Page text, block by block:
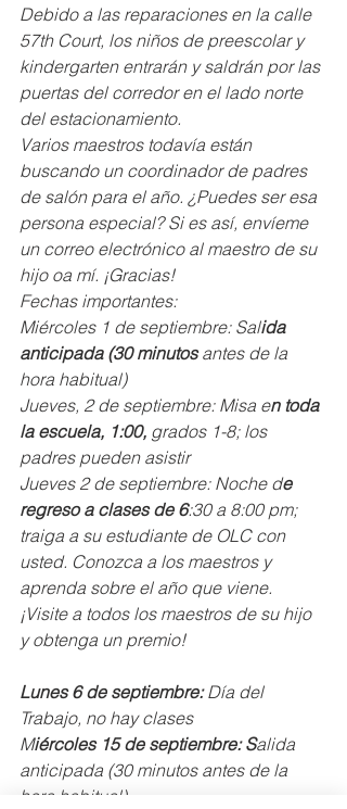
Debido a las reparaciones en la calle
57th Court, los niños de preescolar y
kindergarten entrarán y saldrán por las
puertas del corredor en el lado norte
del estacionamiento.
Varios maestros todavía están
buscando un coordinador de padres
de salón para el año. ¿Puedes ser esa
persona especial? Si es así, envíeme
un correo electrónico al maestro de su
hijo oa mí. ¡Gracias!
Fechas importantes:
Miércoles 1 de septiembre: Salida
anticipada (30 minutos antes de la
hora habitual)
Jueves, 2 de septiembre: Misa en toda
la escuela, 1:00, grados 1-8; los
padres pueden asistir
Jueves 2 de septiembre: Noche de
regreso a clases de 6:30 a 8:00 pm;
traiga a su estudiante de OLC con
usted. Conozca a los maestros y
aprenda sobre el año que viene.
¡Visite a todos los maestros de su hijo
y obtenga un premio!
Lunes 6 de septiembre: Día del
Trabajo, no hay clases
Miércoles 15 de septiembre: Salida
anticipada (30 minutos antes de la
hora habitual)